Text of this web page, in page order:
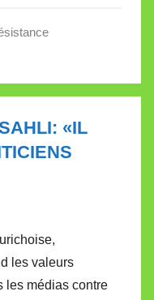
«IL
les valeurs
les médias contre